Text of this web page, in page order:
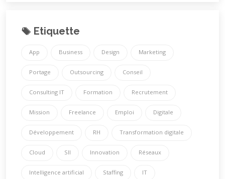
Etiquette
App Business Design Marketing
Portage Outsourcing Conseil
Consulting IT Formation Recrutement
Mission Freelance Emploi Digitale
Développement RH Transformation digitale
Cloud SII Innovation Réseaux
Intelligence artificial Staffing IT